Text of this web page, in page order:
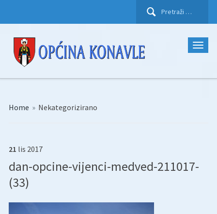
Pretraži:
Home » Nekategorizirano
21 lis 2017
dan-opcine-vijenci-medved-211017-
(33)